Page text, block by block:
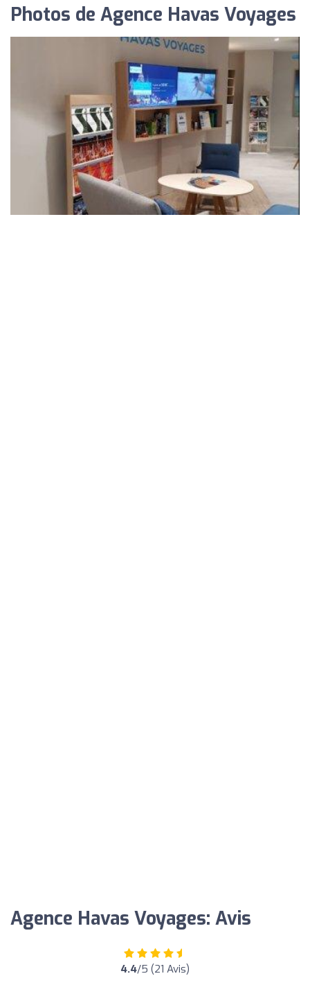
Photos de Agence Havas Voyages
Agence Havas Voyages: Avis
4.4/5 (21 Avis)